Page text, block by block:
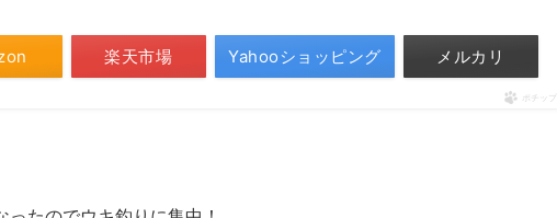
楽天市場 Yahooショッピング メルカリ
ポチップ